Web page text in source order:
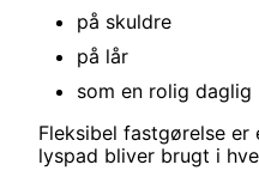
på skuldre
på lår
som en rolig daglig
Fleksibel fastgørelse
lyspad bliver brugt i